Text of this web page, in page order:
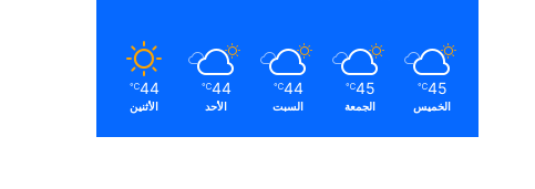
45
℃
الخميس
45
℃
الجمعة
44
℃
السبت
44
℃
الأحد
44
℃
الأثنين